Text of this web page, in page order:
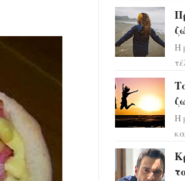
Φλώρου άλλαξε
Η
Η